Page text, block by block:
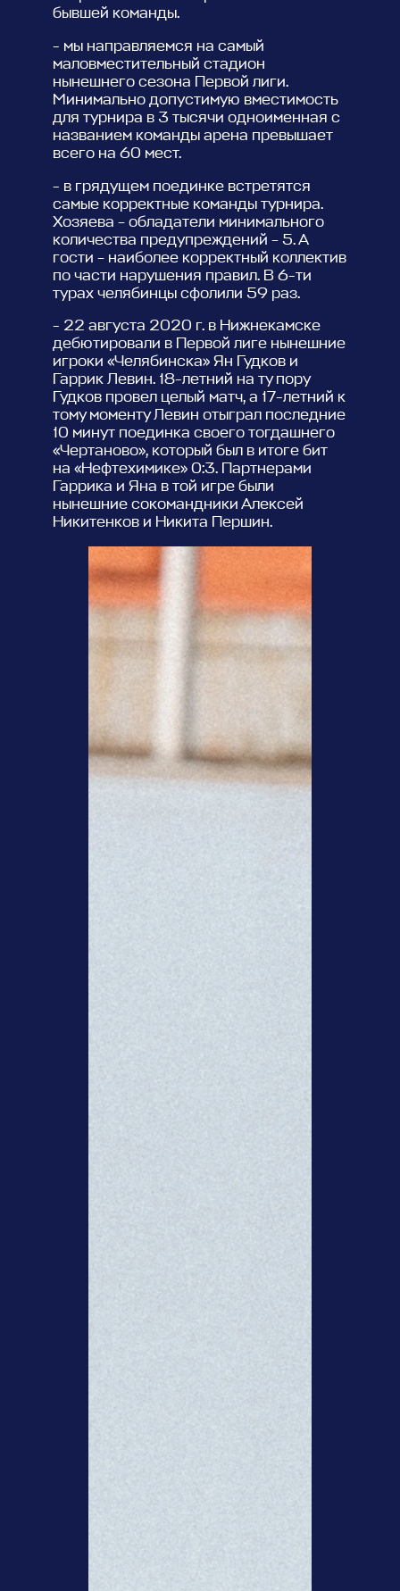
бывшей команды.
- мы направляемся на самый
маловместительный стадион
нынешнего сезона Первой лиги.
Минимально допустимую вместимость
для турнира в 3 тысячи одноименная с
названием команды арена превышает
всего на 60 мест.
- в грядущем поединке встретятся
самые корректные команды турнира.
Хозяева – обладатели минимального
количества предупреждений – 5. А
гости – наиболее корректный коллектив
по части нарушения правил. В 6-ти
турах челябинцы сфолили 59 раз.
- 22 августа 2020 г. в Нижнекамске
дебютировали в Первой лиге нынешние
игроки «Челябинска» Ян Гудков и
Гаррик Левин. 18-летний на ту пору
Гудков провел целый матч, а 17-летний к
тому моменту Левин отыграл последние
10 минут поединка своего тогдашнего
«Чертаново», который был в итоге бит
на «Нефтехимике» 0:3. Партнерами
Гаррика и Яна в той игре были
нынешние сокомандники Алексей
Никитенков и Никита Першин.